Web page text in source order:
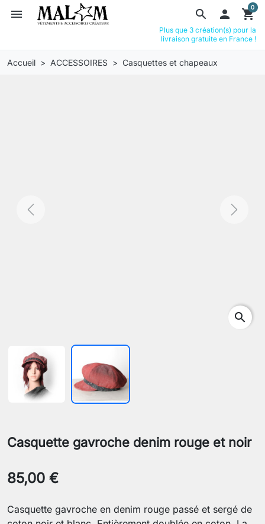
search
menu  shopping_cart
0
Plus que 3 création(s) pour la
livraison gratuite en France !
Accueil ACCESSOIRES Casquettes et chapeaux
Previous Next
search
Casquette gavroche denim rouge et noir
85,00 €
Casquette gavroche en denim rouge passé et sergé de